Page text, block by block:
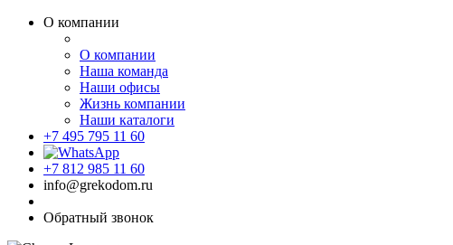
О компании
О компании
Наша команда
Наши офисы
Жизнь компании
Наши каталоги
+7 495 795 11 60
+7 812 985 11 60
info@grekodom.ru
Обратный звонок